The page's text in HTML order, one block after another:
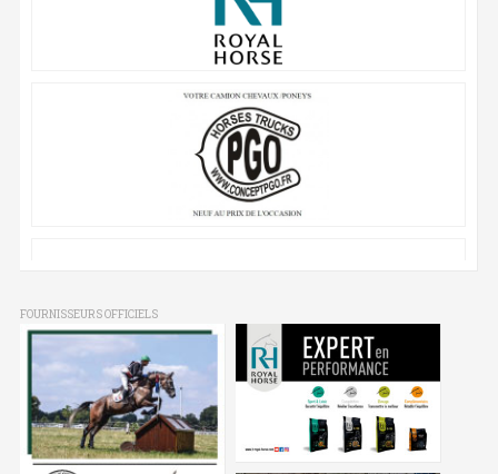
FOURNISSEURS OFFICIELS